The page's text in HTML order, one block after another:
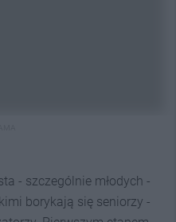
- szczególnie młodych -
borykają się seniorzy -